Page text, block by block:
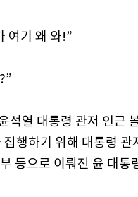
여기 왜 와!”
석열 대통령 관저 인근
행하기 위해 대통령
등으로 이뤄진 윤 대통